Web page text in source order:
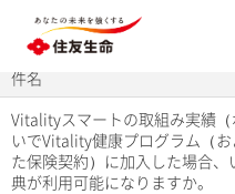
よくあるご質問
件名
Vitalityスマートの取組み実績
いでVitality健康プログラム（
た保険契約）に加入した場合
典が利用可能になりますか。